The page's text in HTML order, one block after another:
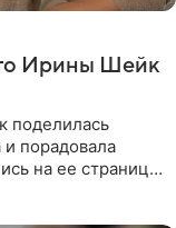
Ирины Шейк
поделилась
порадовала
на ее странице